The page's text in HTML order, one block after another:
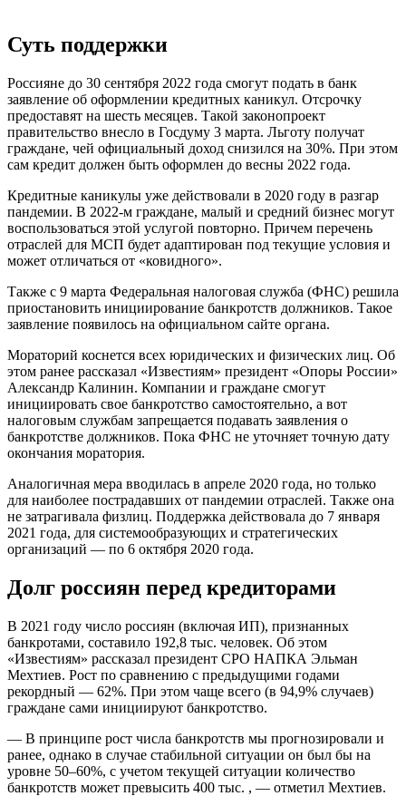
Суть поддержки
Россияне до 30 сентября 2022 года смогут подать в банк
заявление об оформлении кредитных каникул. Отсрочку
предоставят на шесть месяцев. Такой законопроект
правительство внесло в Госдуму 3 марта. Льготу получат
граждане, чей официальный доход снизился на 30%. При этом
сам кредит должен быть оформлен до весны 2022 года.
Кредитные каникулы уже действовали в 2020 году в разгар
пандемии. В 2022-м граждане, малый и средний бизнес могут
воспользоваться этой услугой повторно. Причем перечень
отраслей для МСП будет адаптирован под текущие условия и
может отличаться от «ковидного».
Также с 9 марта Федеральная налоговая служба (ФНС) решила
приостановить инициирование банкротств должников. Такое
заявление появилось на официальном сайте органа.
Мораторий коснется всех юридических и физических лиц. Об
этом ранее рассказал «Известиям» президент «Опоры России»
Александр Калинин. Компании и граждане смогут
инициировать свое банкротство самостоятельно, а вот
налоговым службам запрещается подавать заявления о
банкротстве должников. Пока ФНС не уточняет точную дату
окончания моратория.
Аналогичная мера вводилась в апреле 2020 года, но только
для наиболее пострадавших от пандемии отраслей. Также она
не затрагивала физлиц. Поддержка действовала до 7 января
2021 года, для системообразующих и стратегических
организаций — по 6 октября 2020 года.
Долг россиян перед кредиторами
В 2021 году число россиян (включая ИП), признанных
банкротами, составило 192,8 тыс. человек. Об этом
«Известиям» рассказал президент СРО НАПКА Эльман
Мехтиев. Рост по сравнению с предыдущими годами
рекордный — 62%. При этом чаще всего (в 94,9% случаев)
граждане сами инициируют банкротство.
— В принципе рост числа банкротств мы прогнозировали и
ранее, однако в случае стабильной ситуации он был бы на
уровне 50–60%, с учетом текущей ситуации количество
банкротств может превысить 400 тыс. , — отметил Мехтиев.